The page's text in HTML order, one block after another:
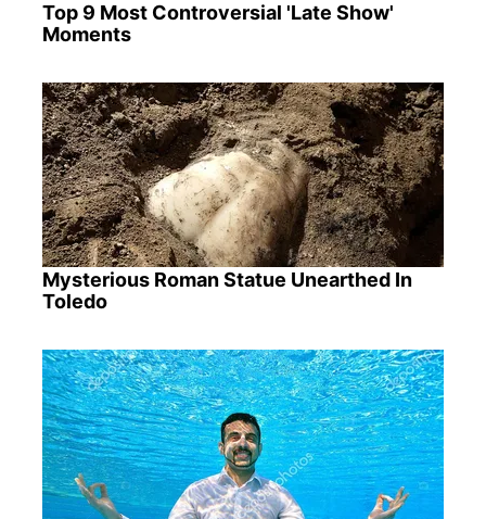
Top 9 Most Controversial 'Late Show'
Moments
Mysterious Roman Statue Unearthed In
Toledo